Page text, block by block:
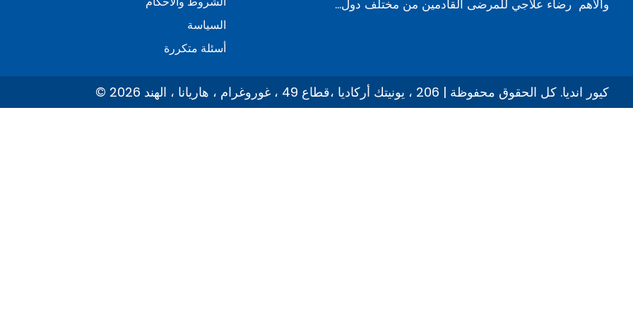
والاهم رضاء علاجي للمرضى القادمين من مختلف دول...
السياسة
أسئلة متكررة
© 2026 كيور انديا. كل الحقوق محفوظة | 206 ، يونيتك أركاديا ،قطاع 49 ، غوروغرام ، هاريانا ، الهند